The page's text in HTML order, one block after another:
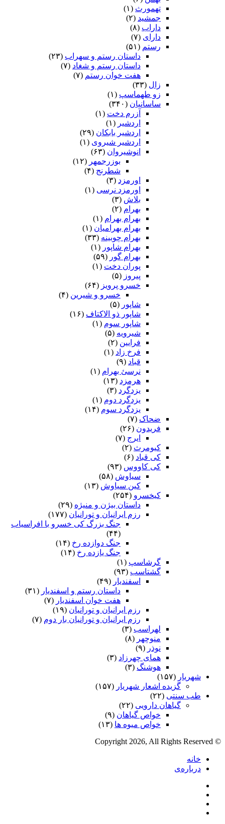
تهمورث (۱)
جمشید (۲)
داراب (۸)
دارای (۷)
رستم (۵۱)
داستان رستم و سهراب (۲۳)
داستان رستم و شغاد (۷)
هفت خوان رستم‏ (۷)
زال (۳۳)
زو طهماسپ‏ (۱)
ساسانیان (۳۴۰)
آزرم دخت (۱)
اردشیر (۱)
اردشیر بابکان (۲۹)
اردشیر شیروی (۱)
انوشیروان (۶۳)
بوزرجمهر (۱۲)
شطرنج (۴)
اورمزد (۳)
اورمزد نرسى‏ (۱)
بلاش (۳)
بهرام (۲)
بهرام بهرام (۱)
بهرام بهرامیان‏ (۱)
بهرام چوبینه (۳۳)
بهرام شاپور (۱)
بهرام گور (۵۹)
پوران دخت (۱)
پیروز (۵)
خسرو پرویز (۶۴)
خسرو و شیرین (۴)
شاپور (۵)
شاپور ذو الاکتاف (۱۶)
شاپور سوم‏ (۱)
شیرویه (۵)
فرایین (۲)
فرخ زاد (۱)
قباد (۹)
نرسئ بهرام‏ (۱)
هرمزد (۱۳)
یزدگرد (۳)
یزدگرد دوم (۱)
یزدگرد سوم (۱۴)
ضحاک (۷)
فریدون (۲۶)
ایرج (۷)
کیومرث (۲)
کی قباد (۶)
کی کاووس (۹۳)
سیاوش (۵۸)
کین سیاوش (۱۳)
کیخسرو (۲۵۴)
داستان بیژن و منیژه (۲۹)
رزم ایرانیان و تورانیان (۱۷۷)
جنگ بزرگ کی خسرو با افراسیاب
(۴۴)
جنگ دوازده رخ (۱۴)
جنگ یازده رخ (۱۴)
گرشاسپ (۱)
گشتاسب (۹۳)
اسفندیار (۴۹)
داستان رستم و اسفندیار (۳۱)
هفت خوان اسفندیار (۷)
رزم ایرانیان و تورانیان (۱۹)
رزم ایرانیان و تورانیان بار دوم (۷)
لهراسب (۳)
منوچهر (۸)
نوذر (۹)
هماى چهرزاد (۳)
هوشنگ (۳)
شهریار (۱۵۷)
گزیده اشعار شهریار (۱۵۷)
طب سنتی (۲۲)
گیاهان دارویی (۲۲)
خواص گیاهان (۹)
خواص میوه ها (۱۳)
© Copyright 2026, All Rights Reserved
خانه
درباره‌ی